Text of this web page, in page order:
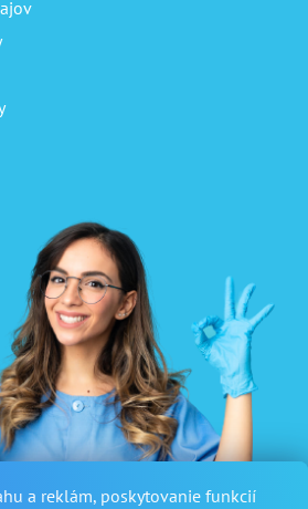
a reklám, poskytovanie funkcií